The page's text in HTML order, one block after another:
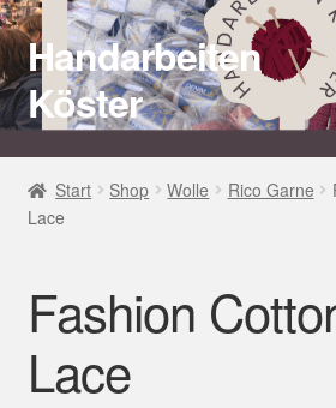
Zur
Navigation
springen
Zum
Inhalt
springen
Handarbeiten
Köster
Startseite
Über uns
Start Shop Wolle Rico Garne
Lace
Fashion
Lace